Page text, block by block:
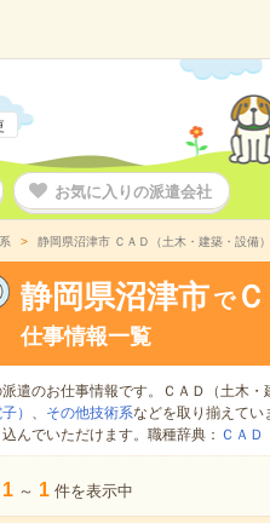
お気に入りの派遣会社
静岡県沼津市 ＣＡＤ（土木・建築・設備
静岡県沼津市 で
仕事情報一覧
遣のお仕事情報です。ＣＡＤ（土木・
） 、 その他技術系などを取り揃えてい
んでいただけます。職種辞典： ＣＡＤ
1 ～ 1 件を表示中